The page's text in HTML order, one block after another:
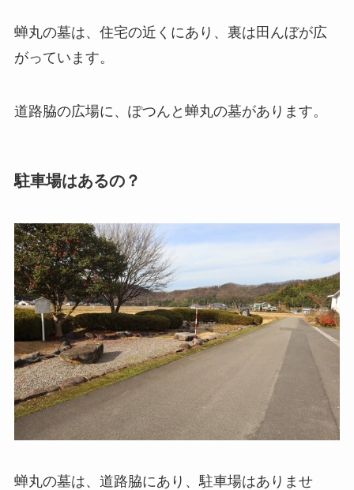
蝉丸の墓は、住宅の近くにあり、裏は田んぼが広
がっています。
道路脇の広場に、ぽつんと蝉丸の墓があります。
駐車場はあるの？
蝉丸の墓は、道路脇にあり、駐車場はありませ